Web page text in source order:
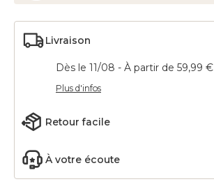
Livraison
Dès le 11/08 - À partir de 59,99 €
Plus d'infos
Retour facile
À votre écoute